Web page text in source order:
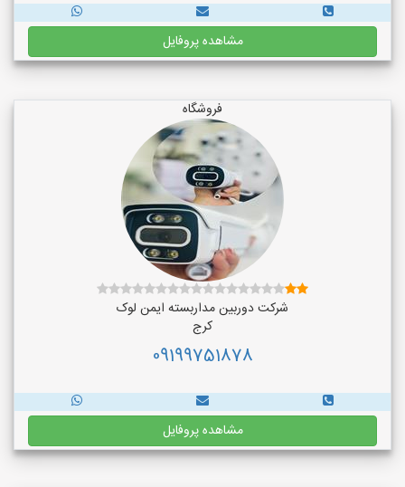
مشاهده پروفایل
فروشگاه
شرکت دوربین مداربسته ایمن لوک
کرج
09199751878
مشاهده پروفایل